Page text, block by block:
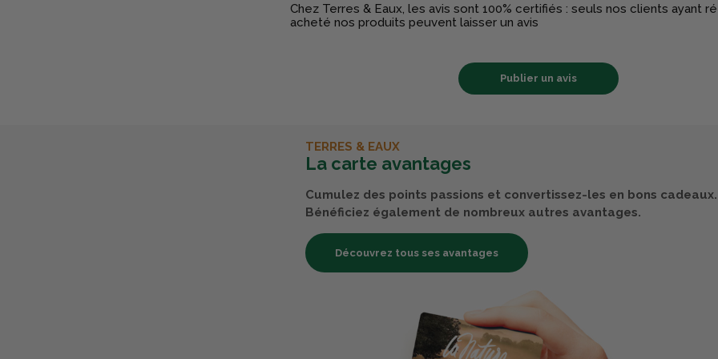
Chez Terres & Eaux, les avis sont 100% certifiés : seuls nos clients ayant
acheté nos produits peuvent laisser un avis
Publier un avis
TERRES & EAUX
La carte avantages
Cumulez des points passions et convertissez-les en bons cadeaux.
Bénéficiez également de nombreux autres avantages.
Découvrez tous ses avantages